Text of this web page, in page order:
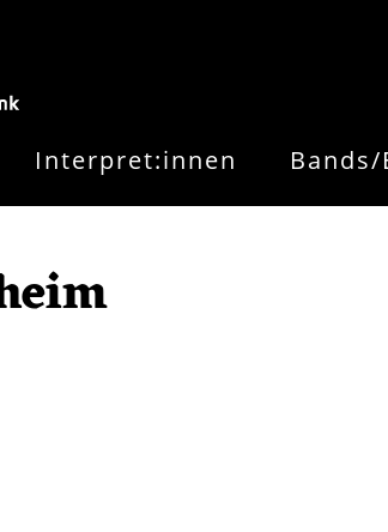
Interpret:innen